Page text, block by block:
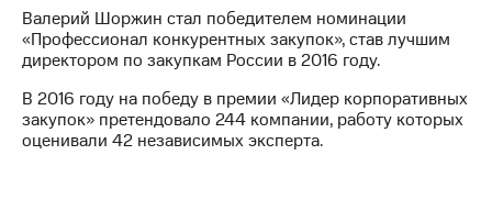
Валерий Шоржин стал победителем номинации
«Профессионал конкурентных закупок», став лучшим
директором по закупкам России в 2016 году.
В 2016 году на победу в премии «Лидер корпоративных
закупок» претендовало 244 компании, работу которых
оценивали 42 независимых эксперта.